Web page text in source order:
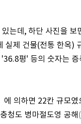
는데, 하단 사진을
실제 건물(전통 한옥)
평' 등의 숫자는
의하면 22칸 규모
청도 병마절도영 공해